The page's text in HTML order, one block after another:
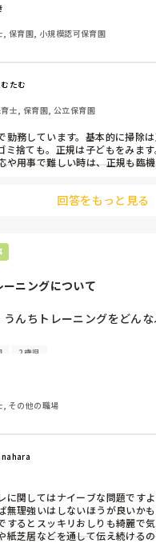
、自分が手が空いていても
のが当たり前なんですか？
, 保育園, 小規模認可保育園
たむ
士, 保育園, 公立保育園
勤務しています。基本的に掃除
ミ捨ても。正規は子どもをみま
や用事で難しい時は、正規も臨
回答をもっと見る
ーニングについて
うんちトレーニングをどん
での乳児保育園に勤めていま
にかえて、オムツの中でして
2歳児
, その他の職場
に関してはナイーブな問題です
無理強いはしないほうが良いかも
するとスッキリおしりも綺麗で
紙芝居などを通して伝え続ける